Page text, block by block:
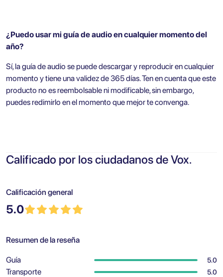
¿Puedo usar mi guía de audio en cualquier momento del
año?
Sí, la guía de audio se puede descargar y reproducir en cualquier
momento y tiene una validez de 365 días. Ten en cuenta que este
producto no es reembolsable ni modificable, sin embargo,
puedes redimirlo en el momento que mejor te convenga.
Calificado por los ciudadanos de Vox.
Calificación general
5.0
Resumen de la reseña
Guía 5.0
Transporte 5.0